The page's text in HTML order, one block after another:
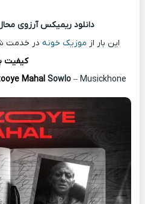
دانلود ریمیکس آرزوی
این بار از موزیک خونه در خدمت
کیفیت
Mahal Sowlo – Musickhone